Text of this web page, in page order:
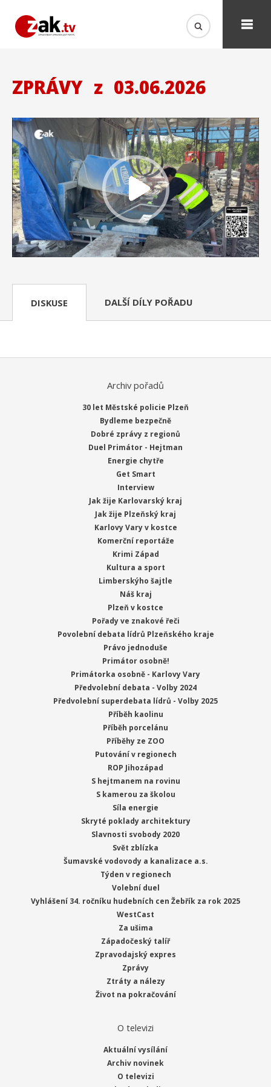
ZPRÁVY z 03.06.2026
DISKUSE DALŠÍ DÍLY POŘADU
Archiv pořadů
30 let Městské policie Plzeň
Bydleme bezpečně
Dobré zprávy z regionů
Duel Primátor - Hejtman
Energie chytře
Get Smart
Interview
Jak žije Karlovarský kraj
Jak žije Plzeňský kraj
Karlovy Vary v kostce
Komerční reportáže
Krimi Západ
Kultura a sport
Limberskýho šajtle
Náš kraj
Plzeň v kostce
Pořady ve znakové řeči
Povolební debata lídrů Plzeňského kraje
Právo jednoduše
Primátor osobně!
Primátorka osobně - Karlovy Vary
Předvolební debata - Volby 2024
Předvolební superdebata lídrů - Volby 2025
Příběh kaolinu
Příběh porcelánu
Příběhy ze ZOO
Putování v regionech
ROP Jihozápad
S hejtmanem na rovinu
S kamerou za školou
Síla energie
Skryté poklady architektury
Slavnosti svobody 2020
Svět zblízka
Šumavské vodovody a kanalizace a.s.
Týden v regionech
Volební duel
Vyhlášení 34. ročníku hudebních cen Žebřík za rok 2025
WestCast
Za ušima
Západočeský talíř
Zpravodajský expres
Zprávy
Ztráty a nálezy
Život na pokračování
O televizi
Aktuální vysílání
Archiv novinek
O televizi